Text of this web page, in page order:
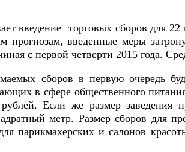
введение торговых сборов для
прогнозам, введенные меры
с первой четверти 2015 года.
сборов в первую очередь
в сфере общественного
Если же размер заведения
метр. Размер сборов для
парикмахерских и салонов